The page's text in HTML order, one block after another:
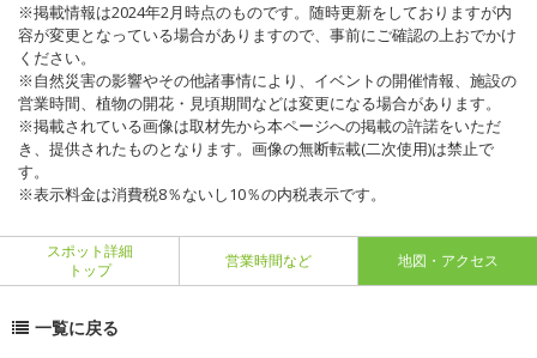
※掲載情報は2024年2月時点のものです。随時更新をしておりますが内
容が変更となっている場合がありますので、事前にご確認の上おでかけ
ください。
※自然災害の影響やその他諸事情により、イベントの開催情報、施設の
営業時間、植物の開花・見頃期間などは変更になる場合があります。
※掲載されている画像は取材先から本ページへの掲載の許諾をいただ
き、提供されたものとなります。画像の無断転載(二次使用)は禁止で
す。
※表示料金は消費税8％ないし10％の内税表示です。
スポット詳細
トップ
営業時間など 地図・アクセス
一覧に戻る